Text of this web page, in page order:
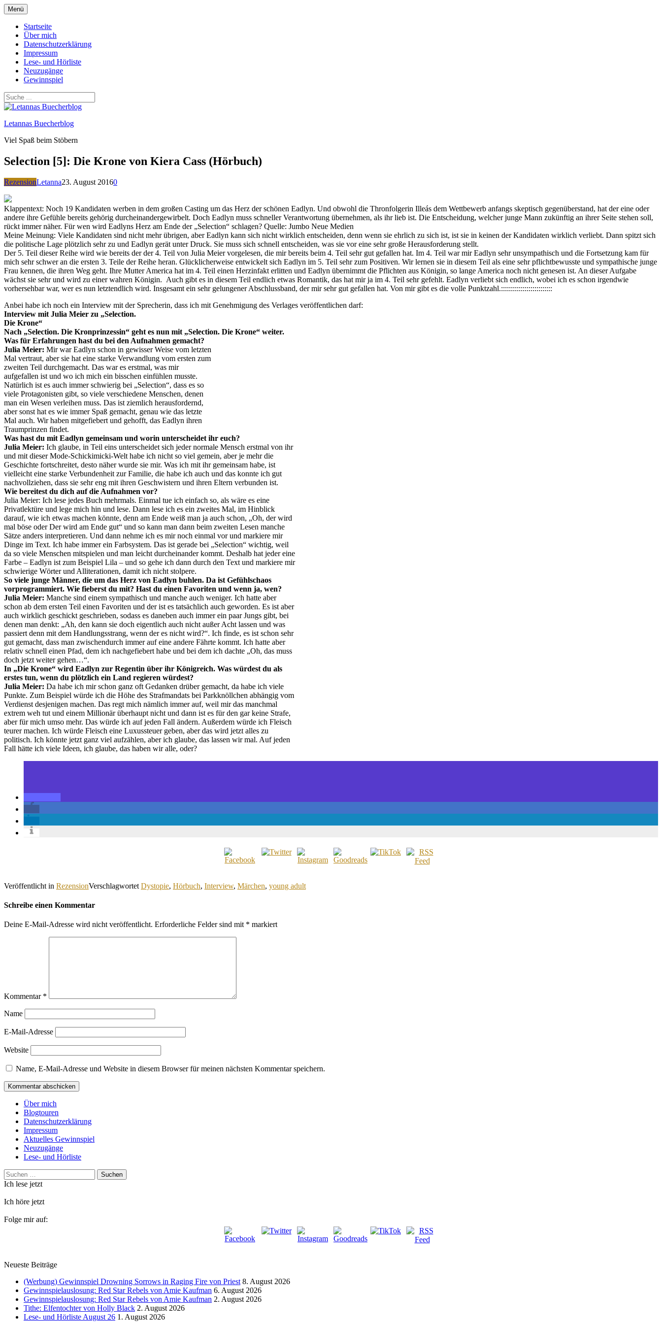
Zum
Inhalt
springen
Menü
Startseite
Über mich
Datenschutzerklärung
Impressum
Lese- und Hörliste
Neuzugänge
Gewinnspiel
Letannas Buecherblog
Viel Spaß beim Stöbern
Selection [5]: Die Krone von Kiera Cass (Hörbuch)
RezensionLetanna23. August 20160
Klappentext: Noch 19 Kandidaten werben in dem großen Casting um das Herz der schönen Eadlyn. Und obwohl die Thronfolgerin Illeás dem Wettbewerb anfangs skeptisch gegenüberstand, hat der eine oder
andere ihre Gefühle bereits gehörig durcheinandergewirbelt. Doch Eadlyn muss schneller Verantwortung übernehmen, als ihr lieb ist. Die Entscheidung, welcher junge Mann zukünftig an ihrer Seite stehen soll,
rückt immer näher. Für wen wird Eadlyns Herz am Ende der „Selection“ schlagen? Quelle: Jumbo Neue Medien
Meine Meinung: Viele Kandidaten sind nicht mehr übrigen, aber Eadlyn kann sich nicht wirklich entscheiden, denn wenn sie ehrlich zu sich ist, ist sie in keinen der Kandidaten wirklich verliebt. Dann spitzt sich
die politische Lage plötzlich sehr zu und Eadlyn gerät unter Druck. Sie muss sich schnell entscheiden, was sie vor eine sehr große Herausforderung stellt.
Der 5. Teil dieser Reihe wird wie bereits der der 4. Teil von Julia Meier vorgelesen, die mir bereits beim 4. Teil sehr gut gefallen hat. Im 4. Teil war mir Eadlyn sehr unsympathisch und die Fortsetzung kam für
mich sehr schwer an die ersten 3. Teile der Reihe heran. Glücklicherweise entwickelt sich Eadlyn im 5. Teil sehr zum Positiven. Wir lernen sie in diesem Teil als eine sehr pflichtbewusste und sympathische junge
Frau kennen, die ihren Weg geht. Ihre Mutter America hat im 4. Teil einen Herzinfakt erlitten und Eadlyn übernimmt die Pflichten aus Königin, so lange America noch nicht genesen ist. An dieser Aufgabe
wächst sie sehr und wird zu einer wahren Königin. Auch gibt es in diesem Teil endlich etwas Romantik, das hat mir ja im 4. Teil sehr gefehlt. Eadlyn verliebt sich endlich, wobei ich es schon irgendwie
vorhersehbar war, wer es nun letztendlich wird. Insgesamt ein sehr gelungener Abschlussband, der mir sehr gut gefallen hat. Von mir gibt es die volle Punktzahl.::::::::::::::::::::::::::
Anbei habe ich noch ein Interview mit der Sprecherin, dass ich mit Genehmigung des Verlages veröffentlichen darf:
Interview mit Julia Meier zu „Selection.
Die Krone“
Nach „Selection. Die Kronprinzessin“ geht es nun mit „Selection. Die Krone“ weiter.
Was für Erfahrungen hast du bei den Aufnahmen gemacht?
Julia Meier: Mir war Eadlyn schon in gewisser Weise vom letzten
Mal vertraut, aber sie hat eine starke Verwandlung vom ersten zum
zweiten Teil durchgemacht. Das war es erstmal, was mir
aufgefallen ist und wo ich mich ein bisschen einfühlen musste.
Natürlich ist es auch immer schwierig bei „Selection“, dass es so
viele Protagonisten gibt, so viele verschiedene Menschen, denen
man ein Wesen verleihen muss. Das ist ziemlich herausfordernd,
aber sonst hat es wie immer Spaß gemacht, genau wie das letzte
Mal auch. Wir haben mitgefiebert und gehofft, das Eadlyn ihren
Traumprinzen findet.
Was hast du mit Eadlyn gemeinsam und worin unterscheidet ihr euch?
Julia Meier: Ich glaube, in Teil eins unterscheidet sich jeder normale Mensch erstmal von ihr
und mit dieser Mode-Schickimicki-Welt habe ich nicht so viel gemein, aber je mehr die
Geschichte fortschreitet, desto näher wurde sie mir. Was ich mit ihr gemeinsam habe, ist
vielleicht eine starke Verbundenheit zur Familie, die habe ich auch und das konnte ich gut
nachvollziehen, dass sie sehr eng mit ihren Geschwistern und ihren Eltern verbunden ist.
Wie bereitest du dich auf die Aufnahmen vor?
Julia Meier: Ich lese jedes Buch mehrmals. Einmal tue ich einfach so, als wäre es eine
Privatlektüre und lege mich hin und lese. Dann lese ich es ein zweites Mal, im Hinblick
darauf, wie ich etwas machen könnte, denn am Ende weiß man ja auch schon, „Oh, der wird
mal böse oder Der wird am Ende gut“ und so kann man dann beim zweiten Lesen manche
Sätze anders interpretieren. Und dann nehme ich es mir noch einmal vor und markiere mir
Dinge im Text. Ich habe immer ein Farbsystem. Das ist gerade bei „Selection“ wichtig, weil
da so viele Menschen mitspielen und man leicht durcheinander kommt. Deshalb hat jeder eine
Farbe – Eadlyn ist zum Beispiel Lila – und so gehe ich dann durch den Text und markiere mir
schwierige Wörter und Alliterationen, damit ich nicht stolpere.
So viele junge Männer, die um das Herz von Eadlyn buhlen. Da ist Gefühlschaos
vorprogrammiert. Wie fieberst du mit? Hast du einen Favoriten und wenn ja, wen?
Julia Meier: Manche sind einem sympathisch und manche auch weniger. Ich hatte aber
schon ab dem ersten Teil einen Favoriten und der ist es tatsächlich auch geworden. Es ist aber
auch wirklich geschickt geschrieben, sodass es daneben auch immer ein paar Jungs gibt, bei
denen man denkt: „Ah, den kann sie doch eigentlich auch nicht außer Acht lassen und was
passiert denn mit dem Handlungsstrang, wenn der es nicht wird?“. Ich finde, es ist schon sehr
gut gemacht, dass man zwischendurch immer auf eine andere Fährte kommt. Ich hatte aber
relativ schnell einen Pfad, dem ich nachgefiebert habe und bei dem ich dachte „Oh, das muss
doch jetzt weiter gehen…“.
In „Die Krone“ wird Eadlyn zur Regentin über ihr Königreich. Was würdest du als
erstes tun, wenn du plötzlich ein Land regieren würdest?
Julia Meier: Da habe ich mir schon ganz oft Gedanken drüber gemacht, da habe ich viele
Punkte. Zum Beispiel würde ich die Höhe des Strafmandats bei Parkknöllchen abhängig vom
Verdienst desjenigen machen. Das regt mich nämlich immer auf, weil mir das manchmal
extrem weh tut und einem Millionär überhaupt nicht und dann ist es für den gar keine Strafe,
aber für mich umso mehr. Das würde ich auf jeden Fall ändern. Außerdem würde ich Fleisch
teurer machen. Ich würde Fleisch eine Luxussteuer geben, aber das wird jetzt alles zu
politisch. Ich könnte jetzt ganz viel aufzählen, aber ich glaube, das lassen wir mal. Auf jeden
Fall hätte ich viele Ideen, ich glaube, das haben wir alle, oder?
Veröffentlicht in RezensionVerschlagwortet Dystopie, Hörbuch, Interview, Märchen, young adult
Schreibe einen Kommentar
Deine E-Mail-Adresse wird nicht veröffentlicht. Erforderliche Felder sind mit * markiert
Kommentar *
Name
E-Mail-Adresse
Website
Name, E-Mail-Adresse und Website in diesem Browser für meinen nächsten Kommentar speichern.
Über mich
Blogtouren
Datenschutzerklärung
Impressum
Aktuelles Gewinnspiel
Neuzugänge
Lese- und Hörliste
Suchen
nach:
Ich lese jetzt
Ich höre jetzt
Folge mir auf:
Neueste Beiträge
(Werbung) Gewinnspiel Drowning Sorrows in Raging Fire von Priest 8. August 2026
Gewinnspielauslosung: Red Star Rebels von Amie Kaufman 6. August 2026
Gewinnspielauslosung: Red Star Rebels von Amie Kaufman 2. August 2026
Tithe: Elfentochter von Holly Black 2. August 2026
Lese- und Hörliste August 26 1. August 2026